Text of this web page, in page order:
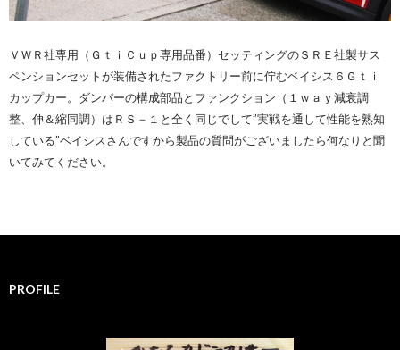
ＶＷＲ社専用（ＧｔｉＣｕｐ専用品番）セッティングのＳＲＥ社製サス
ペンションセットが装備されたファクトリー前に佇むベイシス６Ｇｔｉ
カップカー。ダンパーの構成部品とファンクション（１ｗａｙ減衰調
整、伸＆縮同調）はＲＳ－１と全く同じでして”実戦を通して性能を熟知
している”ベイシスさんですから製品の質問がございましたら何なりと聞
いてみてください。
PROFILE